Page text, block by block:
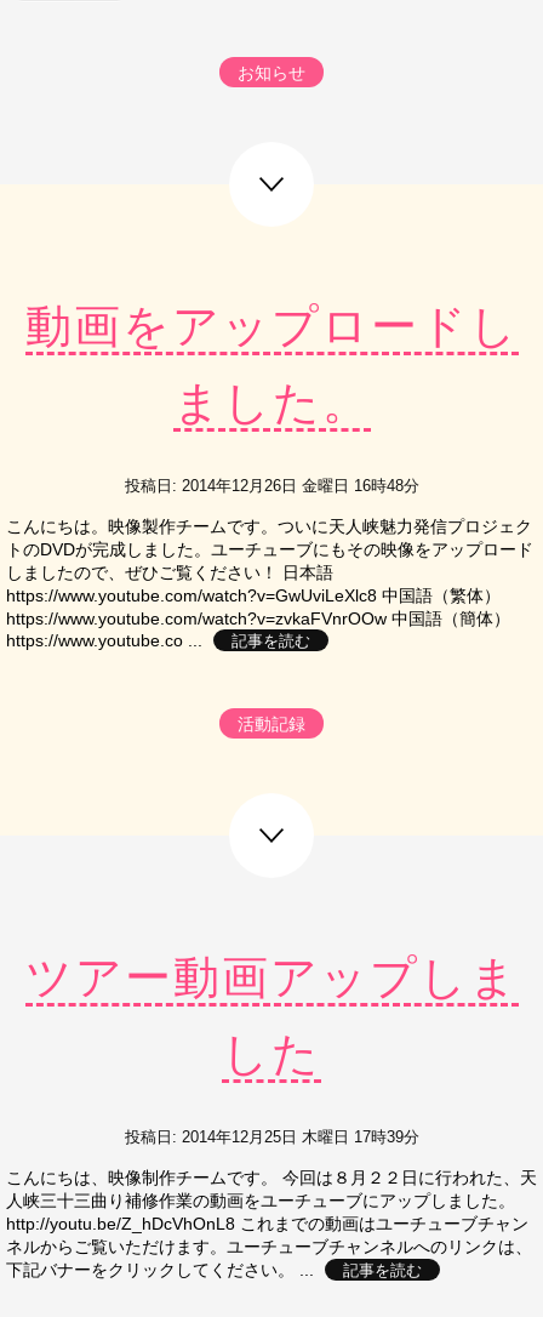
お知らせ
動画をアップロードし
ました。
投稿日: 2014年12月26日 金曜日 16時48分
こんにちは。映像製作チームです。ついに天人峡魅力発信プロジェク
トのDVDが完成しました。ユーチューブにもその映像をアップロード
しましたので、ぜひご覧ください！ 日本語
https://www.youtube.com/watch?v=GwUviLeXlc8 中国語（繁体）
https://www.youtube.com/watch?v=zvkaFVnrOOw 中国語（簡体）
https://www.youtube.co ...
記事を読む
活動記録
ツアー動画アップしま
した
投稿日: 2014年12月25日 木曜日 17時39分
こんにちは、映像制作チームです。 今回は８月２２日に行われた、天
人峡三十三曲り補修作業の動画をユーチューブにアップしました。
http://youtu.be/Z_hDcVhOnL8 これまでの動画はユーチューブチャン
ネルからご覧いただけます。ユーチューブチャンネルへのリンクは、
下記バナーをクリックしてください。 ...
記事を読む